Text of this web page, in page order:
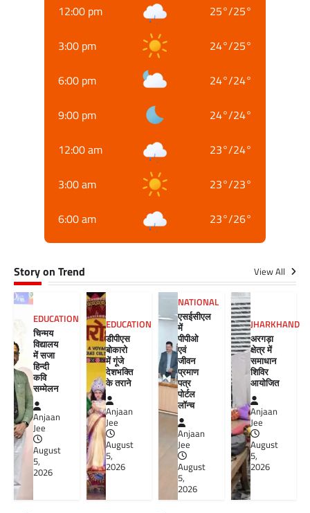
12:00 pm 25°/25°
3:00 pm 24°/25°
6:00 pm 24°/24°
9:00 pm 24°/24°
12:00 am 23°/24°
3:00 am 23°/23°
6:00 am 23°/26°
Story on Trend View All
EDUCATION
चिन्मय
विद्यालय
में सजा
हिन्दी
कवि
सम्मेलन
Anjaan
Jee
August
5,
2026
EDUCATION
डीपीएस
बोकारो
में गूंजे
देशभक्ति
के तराने
Anjaan
Jee
August
5,
2026
NATIONAL
एसईसीएल
में
पीपीओ
एवं
जीवन
प्रमाण
पत्र
पोर्टल
लॉन्च
Anjaan
Jee
August
5,
2026
JHARKHAND
अरगड़ा
क्षेत्र में
समाधान
शिविर
आयोजित
Anjaan
Jee
August
5,
2026